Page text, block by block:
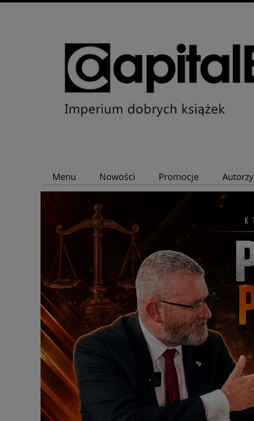
Menu Nowości Promocje Autorzy